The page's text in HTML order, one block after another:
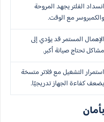
انسداد الفلتر يجهد المروحة
والكمبروسر مع الوقت.
الإهمال المستمر قد يؤدي إلى
مشاكل تحتاج صيانة أكبر.
استمرار التشغيل مع فلاتر متسخة
يضعف كفاءة الجهاز تدريجيًا.